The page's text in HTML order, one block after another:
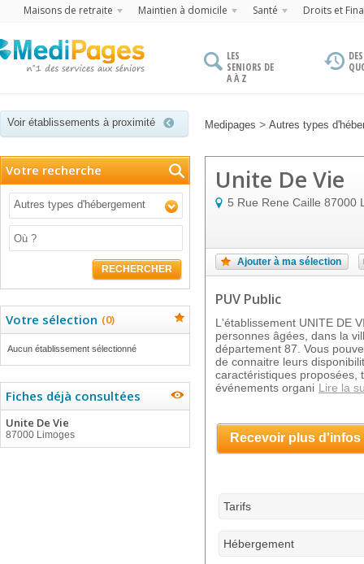
Maisons de retraite Maintien à domicile Santé Droits et
LES
SENIORS DE
A À Z
Voir établissements à proximité Medipages > Autres types
Votre recherche
Autres types d'hébergement
RECHERCHER
Votre sélection (0)
Aucun établissement sélectionné
Fiches déjà consultées
Unite De Vie
87000 Limoges
Unite De Vie
5 Rue Rene Caille 87000
Ajouter à ma sélection
PUV Public
L'établissement UNITE DE
personnes âgées, dans la
département 87. Vous
de connaitre leurs
caractéristiques proposées,
événements organi Lire la
Recevoir plus d'infos
Tarifs
Hébergement